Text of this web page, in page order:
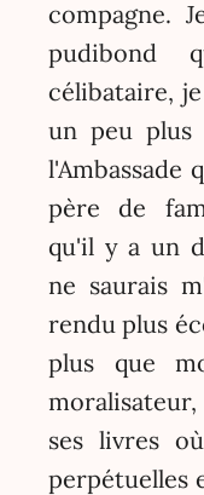
compagne.
pudibond
célibataire,
un peu plus
l'Ambassade
père de
qu'il y a un
ne saurais
rendu plus
plus que
ses livres
perpétuelles